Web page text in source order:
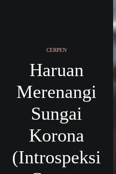
CERPEN
Haruan
Merenangi
Sungai
Korona
(Introspeksi